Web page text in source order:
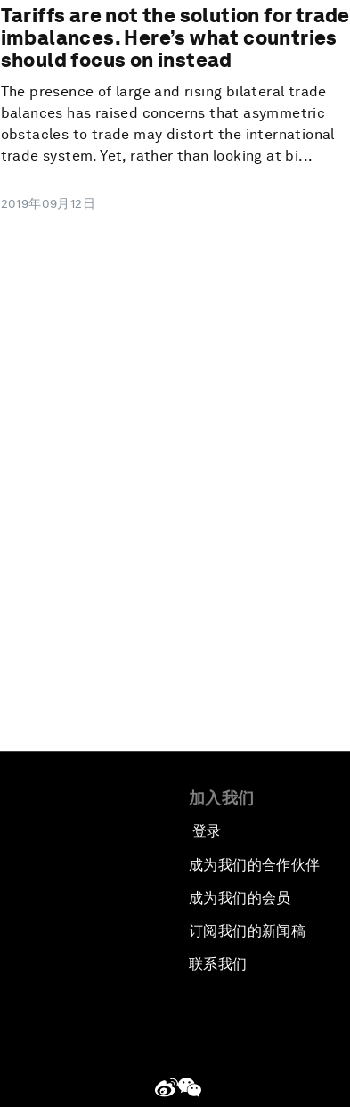
Tariffs are not the solution for trade
imbalances. Here’s what countries
should focus on instead
The presence of large and rising bilateral trade
balances has raised concerns that asymmetric
obstacles to trade may distort the international
trade system. Yet, rather than looking at bi...
2019年09月12日
加入我们
登录
成为我们的合作伙伴
成为我们的会员
订阅我们的新闻稿
联系我们